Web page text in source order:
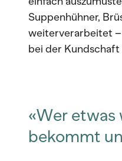
Suppenhühner,
weiterverarbeitet
bei der
«Wer etwas
bekommt